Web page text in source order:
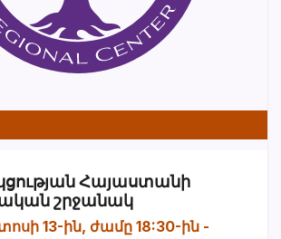
Հայաստանի
շրջանակ
13-ին, ժամը 18:30-ին -